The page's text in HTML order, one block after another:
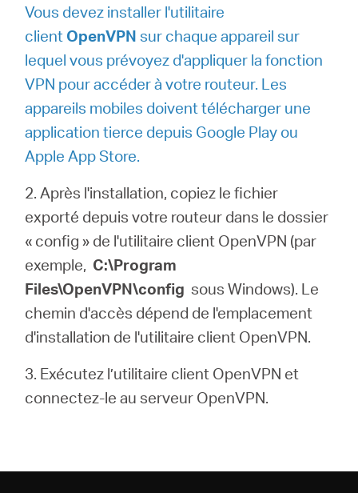
Vous devez installer l'utilitaire
client OpenVPN sur chaque appareil sur
lequel vous prévoyez d'appliquer la fonction
VPN pour accéder à votre routeur. Les
appareils mobiles doivent télécharger une
application tierce depuis Google Play ou
Apple App Store.
2. Après l'installation, copiez le fichier
exporté depuis votre routeur dans le dossier
« config » de l'utilitaire client OpenVPN (par
exemple, C:\Program
Files\OpenVPN\config sous Windows). Le
chemin d'accès dépend de l'emplacement
d'installation de l'utilitaire client OpenVPN.
3. Exécutez l’utilitaire client OpenVPN et
connectez-le au serveur OpenVPN.